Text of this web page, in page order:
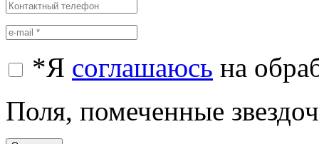
*Я соглашаюсь на
Поля, помеченные